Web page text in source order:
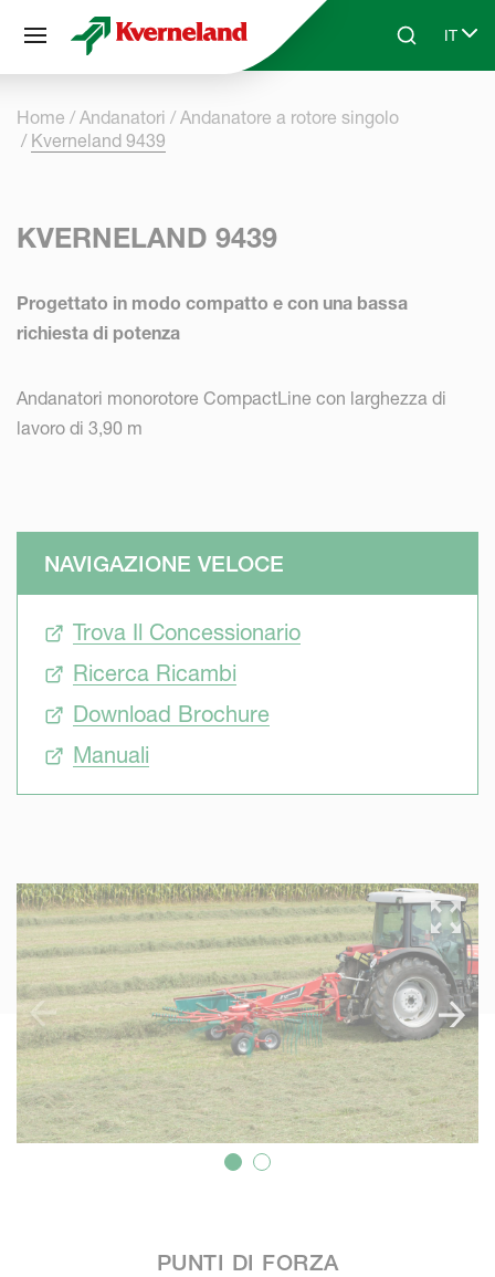
Skip to main contentSearchIT
Select
Home Andanatori
Andanatore a rotore singolo
Kverneland 9439
KVERNELAND 9439
Progettato in modo compatto e con una bassa
richiesta di potenza
Andanatori monorotore CompactLine con larghezza di
lavoro di 3,90 m
NAVIGAZIONE VELOCE
Trova Il Concessionario
Ricerca Ricambi
Download Brochure
Manuali
PUNTI DI FORZA
Pannello di gestione dei cookies